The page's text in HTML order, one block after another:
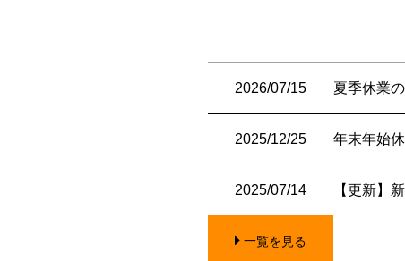
2026/07/15 夏季休業
2025/12/25 年末年始
2025/07/14 【更新】
一覧を見る